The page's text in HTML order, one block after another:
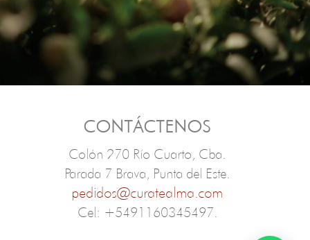
CONTÁCTENOS
Colón 270 Río Cuarto, Cba.
Parada 7 Brava, Punta del Este.
pedidos@curatealma.com
Cel: +5491160345497.